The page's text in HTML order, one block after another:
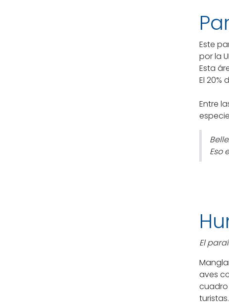
Este
por la
Esta
El 20%
Entre
Eso
El
aves
cuadro
turistas.